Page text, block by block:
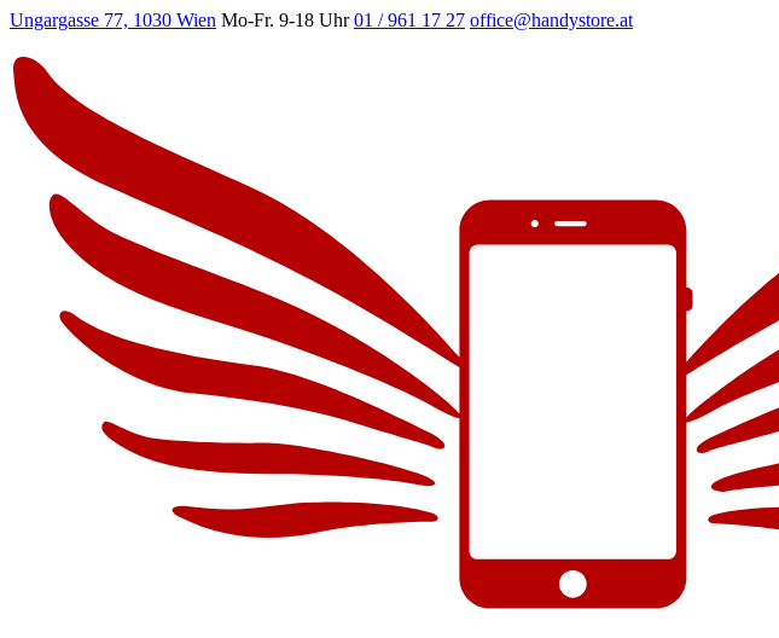
Ungargasse 77, 1030 Wien Mo-Fr. 9-18 Uhr 01 / 961 17 27 office@handystore.at